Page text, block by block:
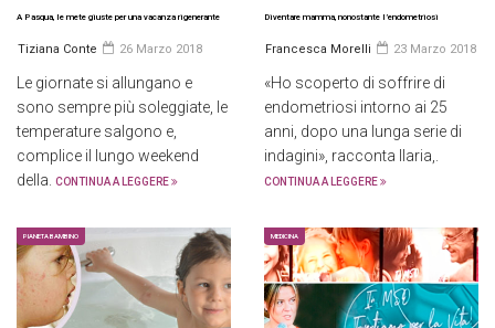
A Pasqua, le mete giuste per una vacanza rigenerante
Tiziana Conte 26 Marzo 2018
Le giornate si allungano e
sono sempre più soleggiate, le
temperature salgono e,
complice il lungo weekend
della. CONTINUA A LEGGERE
Diventare mamma, nonostante l’endometriosi
Francesca Morelli 23 Marzo 2018
«Ho scoperto di soffrire di
endometriosi intorno ai 25
anni, dopo una lunga serie di
indagini», racconta Ilaria,.
CONTINUA A LEGGERE
PIANETA BAMBINO MEDICINA